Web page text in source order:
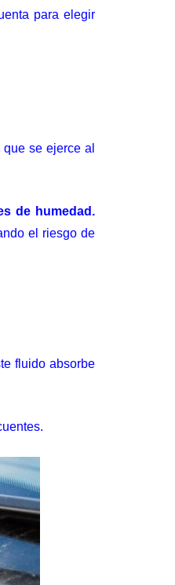
para elegir
se ejerce al
de humedad.
el riesgo de
fluido absorbe